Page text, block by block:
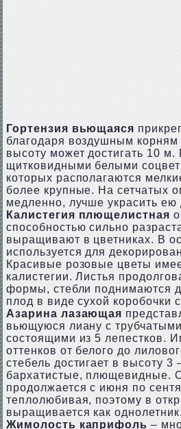
Гортензия вьющаяся
благодаря воздушным корням
высоту может достигать 10 м.
щитковидными белыми
которых располагаются
более крупные. На сетчатых
медленно, лучше украсить ею
Калистегия плющелистная
способностью сильно
выращивают в цветниках. В
используется для
Красивые розовые цветы
калистегии. Листья
формы, стебли поднимаются
плод в виде сухой коробочки
Азарина лазающая
вьющуюся лиану с
состоящими из 5 лепестков.
оттенков от белого до
стебель достигает в высоту 3
бархатистые, плющевидные.
продолжается с июня по
теплолюбивая, поэтому в
выращивается как однолетник.
Жимолость каприфоль –